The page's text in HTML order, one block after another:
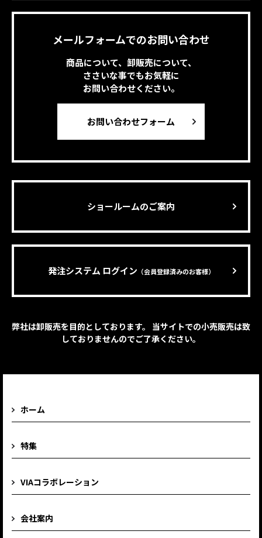
メールフォームでのお問い合わせ
商品について、卸販売について、
ささいな事でもお気軽に
お問い合わせください。
お問い合わせフォーム
ショールームのご案内
発注システム ログイン （会員登録済みのお客様）
弊社は卸販売を目的としております。 当サイトでの小売販売は致
しておりませんのでご了承ください。
ホーム
特集
VIAコラボレーション
会社案内